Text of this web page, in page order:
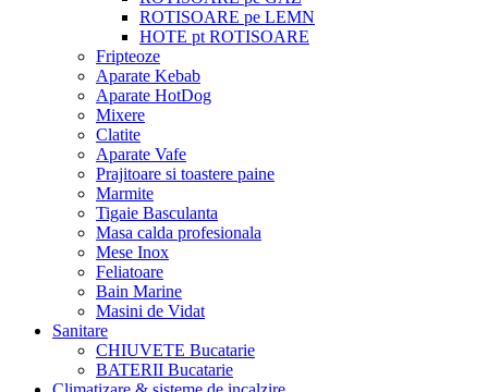
ROTISOARE pe LEMN
HOTE pt ROTISOARE
Fripteoze
Aparate Kebab
Aparate HotDog
Mixere
Clatite
Aparate Vafe
Prajitoare si toastere paine
Marmite
Tigaie Basculanta
Masa calda profesionala
Mese Inox
Feliatoare
Bain Marine
Masini de Vidat
Sanitare
CHIUVETE Bucatarie
BATERII Bucatarie